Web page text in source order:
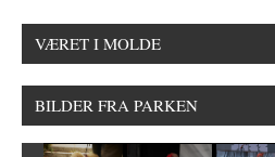
VÆRET I MOLDE
BILDER FRA PARKEN